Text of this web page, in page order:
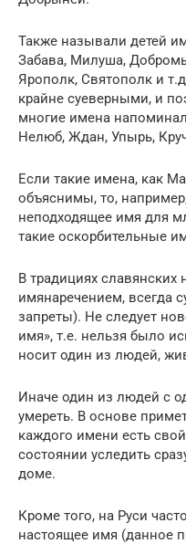
Также называли детей
Забава, Милуша,
Ярополк, Святополк и
крайне суеверными, и
многие имена
Нелюб, Ждан, Упырь,
Если такие имена, как
объяснимы, то,
неподходящее имя для
такие оскорбительные
В традициях славянских
имянаречением, всегда
запреты). Не следует
имя», т.е. нельзя было
носит один из людей,
Иначе один из людей с
умереть. В основе
каждого имени есть
состоянии уследить
доме.
Кроме того, на Руси
настоящее имя (данное